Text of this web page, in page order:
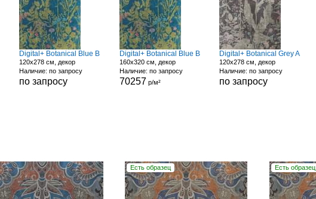
Digital+ Botanical Blue B
120x278 см, декор
Наличие: по запросу
по запросу
Digital+ Botanical Blue B
160x320 см, декор
Наличие: по запросу
70257 р/м²
Digital+ Botanical Grey A
120x278 см, декор
Наличие: по запросу
по запросу
Есть образец Есть образец